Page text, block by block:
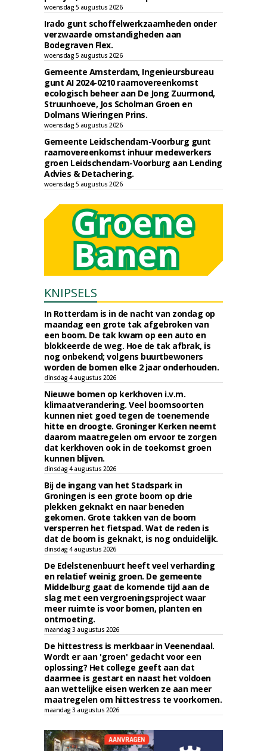
woensdag 5 augustus 2026
Irado gunt schoffelwerkzaamheden onder
verzwaarde omstandigheden aan
Bodegraven Flex.
woensdag 5 augustus 2026
Gemeente Amsterdam, Ingenieursbureau
gunt AI 2024-0210 raamovereenkomst
ecologisch beheer aan De Jong Zuurmond,
Struunhoeve, Jos Scholman Groen en
Dolmans Wieringen Prins.
woensdag 5 augustus 2026
Gemeente Leidschendam-Voorburg gunt
raamovereenkomst inhuur medewerkers
groen Leidschendam-Voorburg aan Lending
Advies & Detachering.
woensdag 5 augustus 2026
KNIPSELS
In Rotterdam is in de nacht van zondag op
maandag een grote tak afgebroken van
een boom. De tak kwam op een auto en
blokkeerde de weg. Hoe de tak afbrak, is
nog onbekend; volgens buurtbewoners
worden de bomen elke 2 jaar onderhouden.
dinsdag 4 augustus 2026
Nieuwe bomen op kerkhoven i.v.m.
klimaatverandering. Veel boomsoorten
kunnen niet goed tegen de toenemende
hitte en droogte. Groninger Kerken neemt
daarom maatregelen om ervoor te zorgen
dat kerkhoven ook in de toekomst groen
kunnen blijven.
dinsdag 4 augustus 2026
Bij de ingang van het Stadspark in
Groningen is een grote boom op drie
plekken geknakt en naar beneden
gekomen. Grote takken van de boom
versperren het fietspad. Wat de reden is
dat de boom is geknakt, is nog onduidelijk.
dinsdag 4 augustus 2026
De Edelstenenbuurt heeft veel verharding
en relatief weinig groen. De gemeente
Middelburg gaat de komende tijd aan de
slag met een vergroeningsproject waar
meer ruimte is voor bomen, planten en
ontmoeting.
maandag 3 augustus 2026
De hittestress is merkbaar in Veenendaal.
Wordt er aan 'groen' gedacht voor een
oplossing? Het college geeft aan dat
daarmee is gestart en naast het voldoen
aan wettelijke eisen werken ze aan meer
maatregelen om hittestress te voorkomen.
maandag 3 augustus 2026